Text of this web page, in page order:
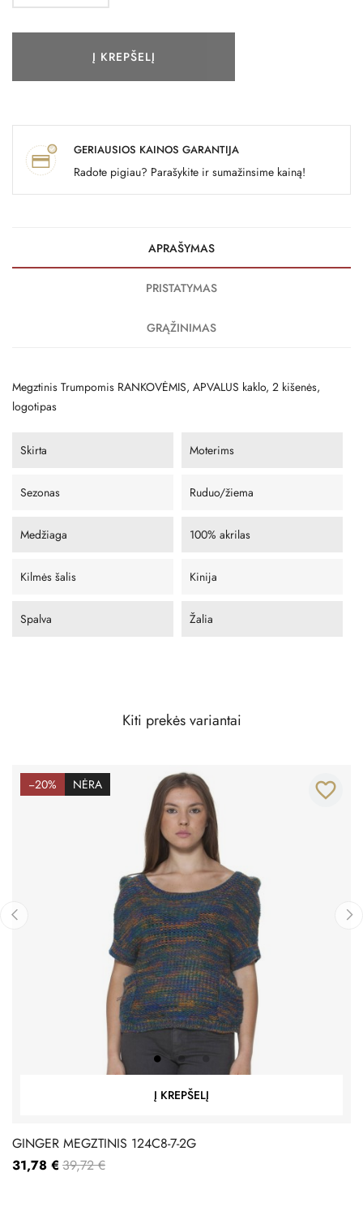
Į KREPŠELĮ
GERIAUSIOS KAINOS GARANTIJA
Radote pigiau? Parašykite ir sumažinsime kainą!
APRAŠYMAS
PRISTATYMAS
GRĄŽINIMAS
Megztinis Trumpomis RANKOVĖMIS, APVALUS kaklo, 2 kišenės,
logotipas
Skirta Moterims
Sezonas Ruduo/žiema
Medžiaga 100% akrilas
Kilmės šalis Kinija
Spalva Žalia
Kiti prekės variantai
−20% NĖRA
Į KREPŠELĮ
favorite_border
GINGER MEGZTINIS 124C8-7-2G
31,78 € 39,72 €